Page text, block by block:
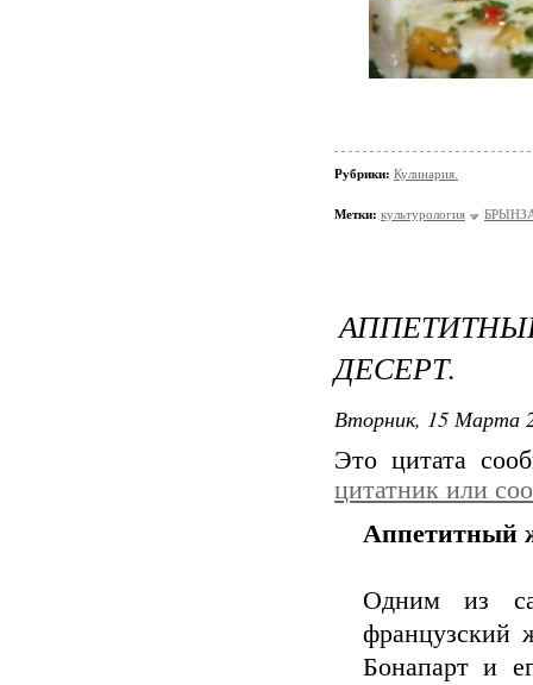
Рубрики: Кулинария.
Метки: культурология
ДЕСЕРТ.
Вторник, 15 Марта
Это цитата
цитатник или
Аппетитный
Одним из
французский
Бонапарт и